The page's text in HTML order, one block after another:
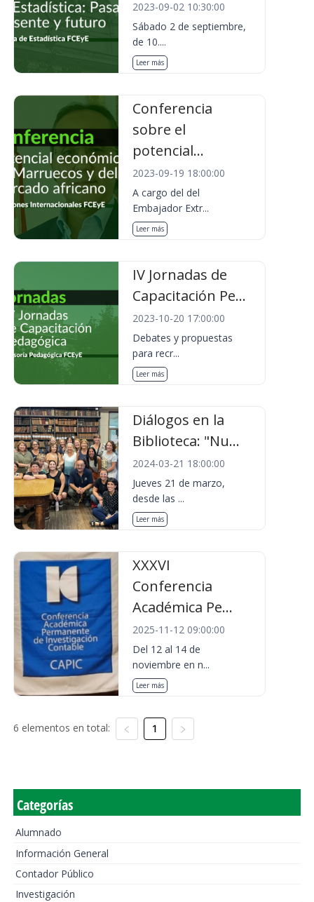
2023-09-02 10:30:00
Sábado 2 de septiembre,
de 10....
Leer más
Conferencia
sobre el
potencial...
2023-09-19 18:00:00
A cargo del del
Embajador Extr...
Leer más
IV Jornadas de
Capacitación Pe...
2023-10-20 17:00:00
Debates y propuestas
para recr...
Leer más
Diálogos en la
Biblioteca: "Nu...
2024-03-21 18:00:00
Jueves 21 de marzo,
desde las ...
Leer más
XXXVI
Conferencia
Académica Pe...
2025-11-12 09:00:00
Del 12 al 14 de
noviembre en n...
Leer más
6 elementos en total: 1
Categorías
Alumnado
Información General
Contador Público
Investigación